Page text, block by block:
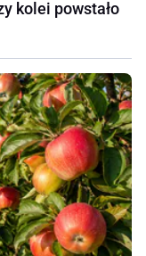
kolei powstało